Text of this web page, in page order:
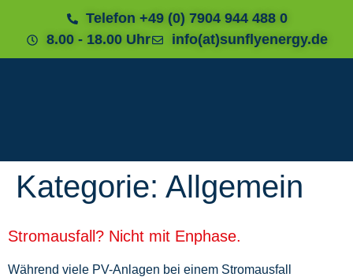
Telefon +49 (0) 7904 944 488 0
8.00 - 18.00 Uhr
info(at)sunflyenergy.de
Kategorie: Allgemein
Stromausfall? Nicht mit Enphase.
Während viele PV-Anlagen bei einem Stromausfall